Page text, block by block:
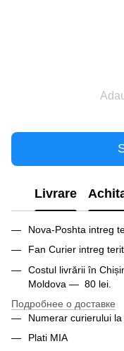
Livrare
Nova-Poshta intreg
Fan Curier intreg
Costul livrării în
Moldova — 80 lei.
Подробнее о доставке
Numerar curierului
Plati MIA